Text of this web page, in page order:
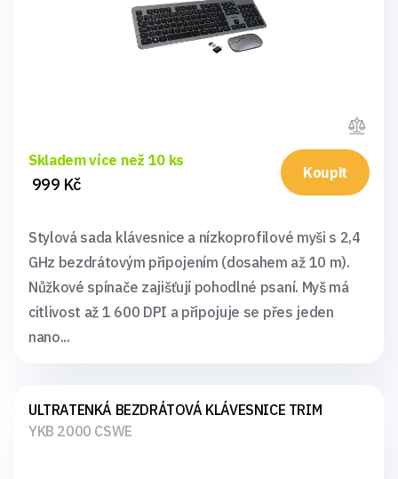
Skladem více než 10 ks
999 Kč
Koupit
Stylová sada klávesnice a nízkoprofilové myši s 2,4
GHz bezdrátovým připojením (dosahem až 10 m).
Nůžkové spínače zajišťují pohodlné psaní. Myš má
citlivost až 1 600 DPI a připojuje se přes jeden
nano...
ULTRATENKÁ BEZDRÁTOVÁ KLÁVESNICE TRIM
YKB 2000 CSWE